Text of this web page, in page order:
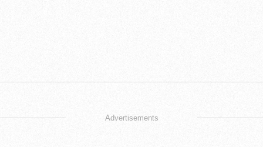
Advertisements